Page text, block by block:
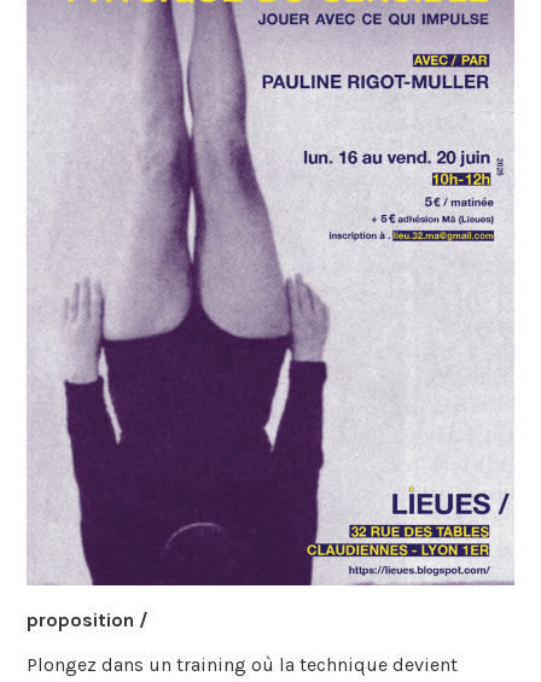
proposition /
Plongez dans un training où la technique devient